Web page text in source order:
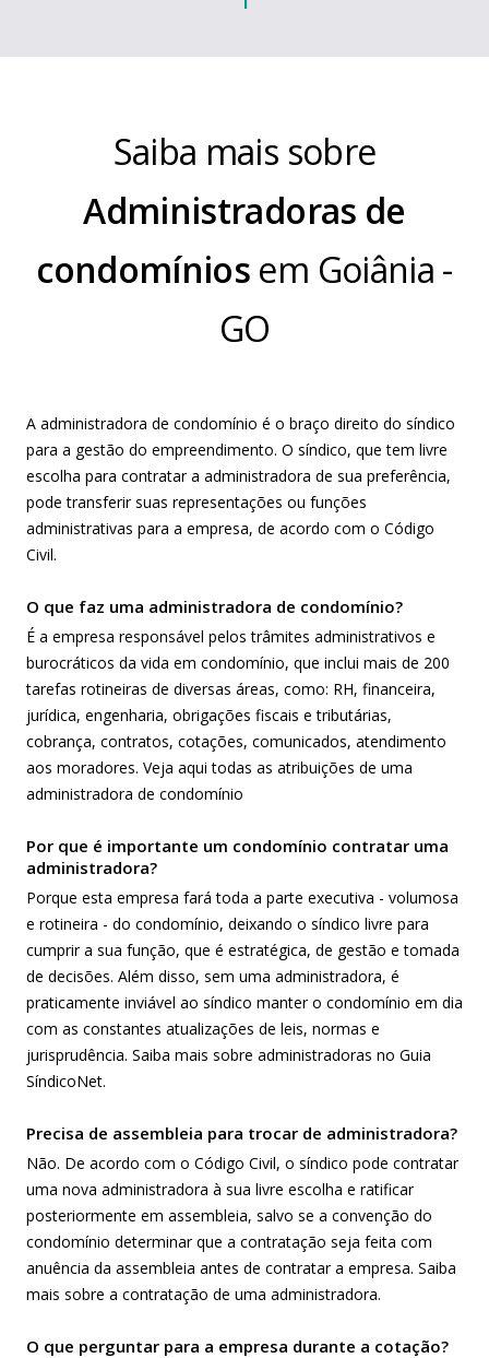
Saiba mais sobre
Administradoras de
condomínios em Goiânia -
GO
A administradora de condomínio é o braço direito do síndico
para a gestão do empreendimento. O síndico, que tem livre
escolha para contratar a administradora de sua preferência,
pode transferir suas representações ou funções
administrativas para a empresa, de acordo com o Código
Civil.
O que faz uma administradora de condomínio?
É a empresa responsável pelos trâmites administrativos e
burocráticos da vida em condomínio, que inclui mais de 200
tarefas rotineiras de diversas áreas, como: RH, financeira,
jurídica, engenharia, obrigações fiscais e tributárias,
cobrança, contratos, cotações, comunicados, atendimento
aos moradores. Veja aqui todas as atribuições de uma
administradora de condomínio
Por que é importante um condomínio contratar uma
administradora?
Porque esta empresa fará toda a parte executiva - volumosa
e rotineira - do condomínio, deixando o síndico livre para
cumprir a sua função, que é estratégica, de gestão e tomada
de decisões. Além disso, sem uma administradora, é
praticamente inviável ao síndico manter o condomínio em dia
com as constantes atualizações de leis, normas e
jurisprudência. Saiba mais sobre administradoras no Guia
SíndicoNet.
Precisa de assembleia para trocar de administradora?
Não. De acordo com o Código Civil, o síndico pode contratar
uma nova administradora à sua livre escolha e ratificar
posteriormente em assembleia, salvo se a convenção do
condomínio determinar que a contratação seja feita com
anuência da assembleia antes de contratar a empresa. Saiba
mais sobre a contratação de uma administradora.
O que perguntar para a empresa durante a cotação?